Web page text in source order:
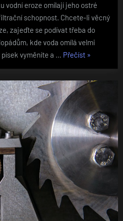
vodní eroze omílají jeho ostré
schopnost. Chcete-li věcný
zajeďte se podívat třeba do
kde voda omílá velmi
vyměníte a … Přečíst„Na
využít
písek
bazénové
filtrace“
»